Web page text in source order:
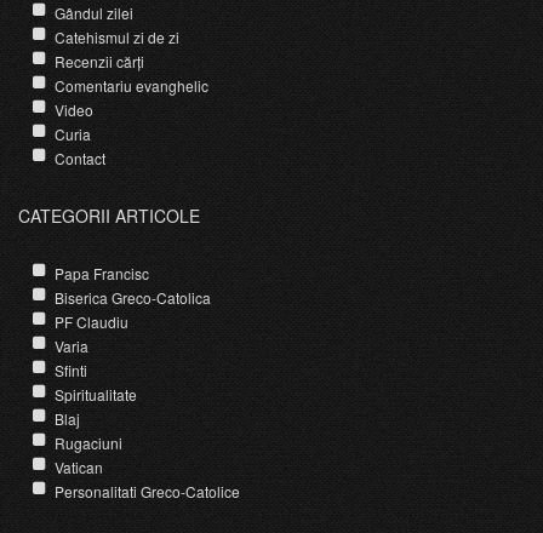
Gândul zilei
Catehismul zi de zi
Recenzii cărți
Comentariu evanghelic
Video
Curia
Contact
CATEGORII ARTICOLE
Papa Francisc
Biserica Greco-Catolica
PF Claudiu
Varia
Sfinti
Spiritualitate
Blaj
Rugaciuni
Vatican
Personalitati Greco-Catolice